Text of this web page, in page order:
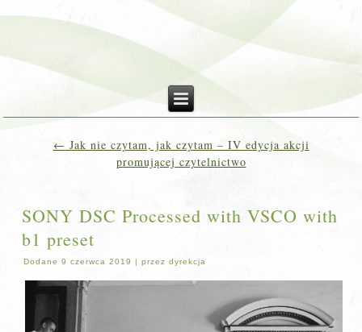
← Jak nie czytam, jak czytam – IV edycja akcji
promującej czytelnictwo
SONY DSC Processed with VSCO with
b1 preset
Dodane 9 czerwca 2019 |przez dyrekcja